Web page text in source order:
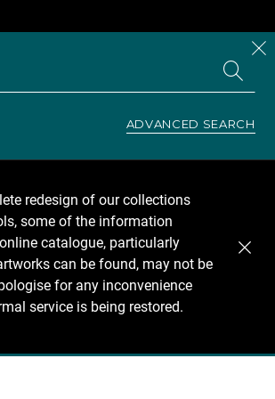
ADVANCED SEARCH
redesign of our collections
some of the information
catalogue, particularly
can be found, may not be
for any inconvenience
service is being restored.
panel